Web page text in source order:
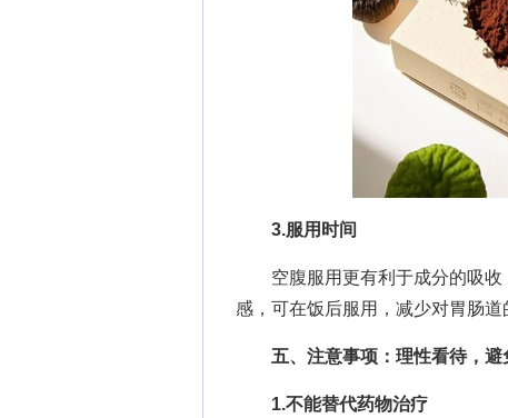
3.服用时间
空腹服用更有利于成分的吸收
感，可在饭后服用，减少对胃肠道
五、注意事项：理性看待，避
1.不能替代药物治疗